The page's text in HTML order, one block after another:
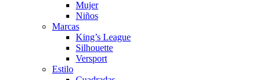
Mujer
Niños
Marcas
King’s League
Silhouette
Versport
Estilo